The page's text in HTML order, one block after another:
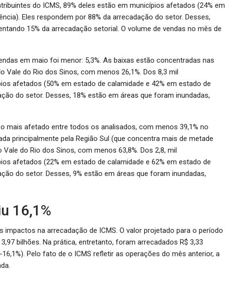
do ICMS, 89% deles estão em municípios afetados (24% em
Eles respondem por 88% da arrecadação do setor. Desses,
15% da arrecadação setorial. O volume de vendas no mês de
em maio foi menor: 5,3%. As baixas estão concentradas nas
Vale do Rio dos Sinos, com menos 26,1%. Dos 8,3 mil
afetados (50% em estado de calamidade e 42% em estado de
do setor. Desses, 18% estão em áreas que foram inundadas,
mais afetado entre todos os analisados, com menos 39,1% no
principalmente pela Região Sul (que concentra mais de metade
do Rio dos Sinos, com menos 63,8%. Dos 2,8, mil
afetados (22% em estado de calamidade e 62% em estado de
do setor. Desses, 9% estão em áreas que foram inundadas,
16,1%
na arrecadação de ICMS. O valor projetado para o período
bilhões. Na prática, entretanto, foram arrecadados R$ 3,33
Pelo fato de o ICMS refletir as operações do mês anterior, a